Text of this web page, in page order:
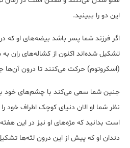
این دو را ببینید.
اگر فرزند شما پسر باشد بیضه‌های او که
تشکیل شده‌اند اکنون از کشاله‌های ران
(اسکروتوم) حرکت می‌کنند تا درون آن‌ها
جنین شما سعی می‌کند با چشم‌های خود
نظر شما او الان دنیای کوچک اطراف خود
است بدانید که مژه‌های او نیز در این
دندان او که پیش از این درون لثه‌ها